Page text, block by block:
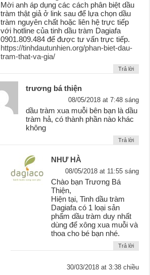
Mời anh áp dụng các cách phân biệt dầu
tràm thật giả ở link sau để lựa chọn dầu
tràm nguyên chất hoặc liên hệ trực tiếp
với hotline của tinh dầu tràm Dagiafa
0901.809.484 để được tư vấn trực tiếp.
https://tinhdautunhien.org/phan-biet-dau-
tram-that-va-gia/
Trả lời
trương bá thiện
08/05/2018 at 7:48 sáng
dầu tràm xua muỗi bên bạn là dầu
tràm hả, có thành phần nào khác
không
Trả lời
NHƯ HÀ
08/05/2018 at 11:55 sáng
Chào bạn Trương Bá
Thiện,
Hiện tại, Tinh dầu tràm
Dagiafa có 1 loại sản
phẩm dầu tràm duy nhất
dùng để xông xua muỗi và
thoa cho bé bạn nhé.
Trả lời
30/03/2018 at 3:38 chiều